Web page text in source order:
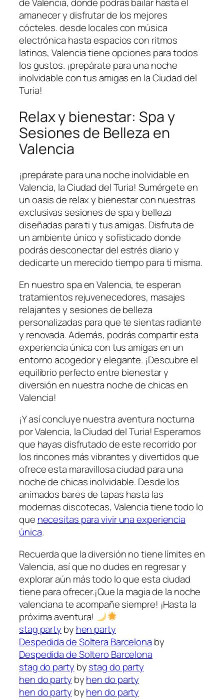
amanecer y disfrutar de los mejores
cócteles. desde locales con música
electrónica hasta espacios con ritmos
latinos, Valencia tiene opciones para ⁢todos
los gustos. ¡prepárate para una noche
inolvidable con tus amigas en la Ciudad del
Turia!
Relax y bienestar: Spa y
Sesiones de Belleza‍ en
Valencia
¡prepárate para una noche inolvidable en‍
Valencia, la Ciudad del Turia! Sumérgete en
un oasis de relax y bienestar con ⁢nuestras
exclusivas ​sesiones de spa y belleza
diseñadas para ⁣ti y tus ​amigas. Disfruta de
un ‌ambiente único y sofisticado donde
podrás desconectar del estrés diario y
dedicarte un merecido tiempo para ti ‍misma.
En nuestro spa en Valencia, te esperan
tratamientos rejuvenecedores, masajes
relajantes y ​sesiones de belleza‍
personalizadas para que te sientas radiante
y renovada. Además, podrás compartir esta
experiencia única con ⁤tus amigas en un
entorno acogedor y elegante.⁤ ¡Descubre el
equilibrio ⁣perfecto entre bienestar ‍y
diversión en nuestra⁤ noche de chicas en
Valencia!
¡Y así concluye nuestra aventura nocturna
por Valencia, la Ciudad del Turia! ⁢Esperamos
que ⁣hayas disfrutado de este recorrido por
los⁤ rincones ​más vibrantes y‍ divertidos que
ofrece esta maravillosa⁢ ciudad⁢ para una
noche de chicas inolvidable. Desde ⁢los
animados bares de tapas hasta las
modernas discotecas, Valencia tiene ​todo lo
​que necesitas para vivir una experiencia
única.
Recuerda que la diversión no tiene límites en
Valencia, así que no dudes en ⁤regresar y
explorar‍ aún más todo lo​ que esta ciudad
tiene ⁤para ofrecer.¡Que la ⁢magia de la noche
valenciana⁢ te acompañe⁤ siempre! ¡Hasta la
próxima aventura!
stag party by hen party
Despedida de Soltera Barcelona by
Despedida de Soltero Barcelona
stag do party bystag do party
hen do party byhen do party
hen do party byhen do party